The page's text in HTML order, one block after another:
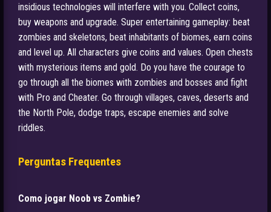
insidious technologies will interfere with you. Collect coins,
buy weapons and upgrade. Super entertaining gameplay: beat
zombies and skeletons, beat inhabitants of biomes, earn coins
and level up. All characters give coins and values. Open chests
with mysterious items and gold. Do you have the courage to
go through all the biomes with zombies and bosses and fight
with Pro and Cheater. Go through villages, caves, deserts and
the North Pole, dodge traps, escape enemies and solve
riddles.
Perguntas Frequentes
Como jogar Noob vs Zombie?